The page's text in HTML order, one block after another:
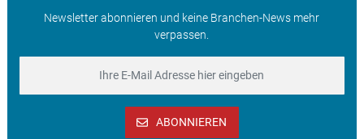
Newsletter abonnieren und keine Branchen-News mehr
verpassen.
ABONNIEREN